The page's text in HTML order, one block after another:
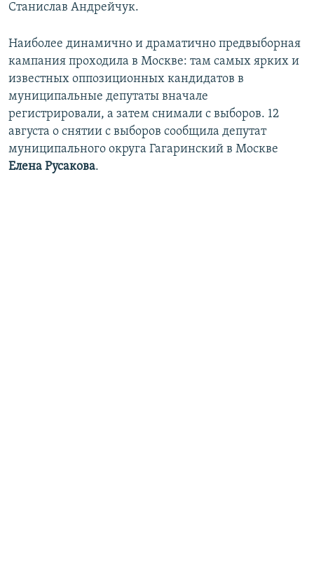
Станислав Андрейчук.
Наиболее динамично и драматично предвыборная
кампания проходила в Москве: там самых ярких и
известных оппозиционных кандидатов в
муниципальные депутаты вначале
регистрировали, а затем снимали с выборов. 12
августа о снятии с выборов сообщила депутат
муниципального округа Гагаринский в Москве
Елена Русакова.